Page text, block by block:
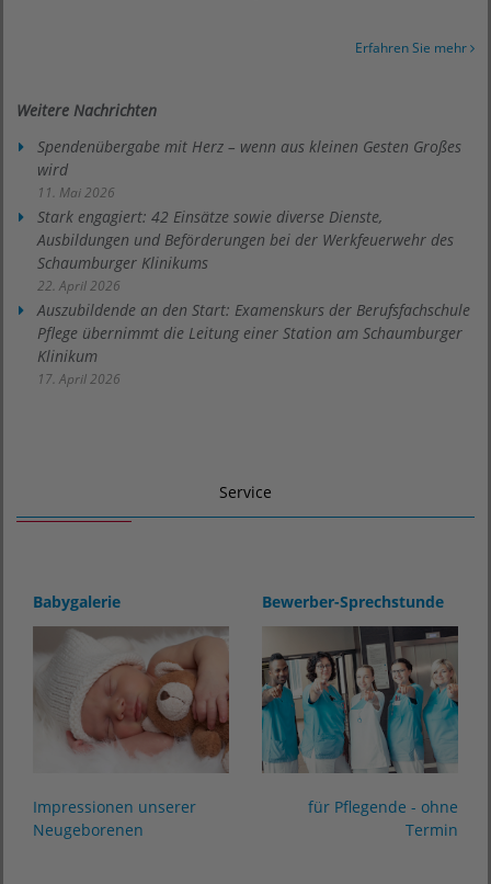
Erfahren Sie mehr
Weitere Nachrichten
Spendenübergabe mit Herz – wenn aus kleinen Gesten Großes
wird
11. Mai 2026
Stark engagiert: 42 Einsätze sowie diverse Dienste,
Ausbildungen und Beförderungen bei der Werkfeuerwehr des
Schaumburger Klinikums
22. April 2026
Auszubildende an den Start: Examenskurs der Berufsfachschule
Pflege übernimmt die Leitung einer Station am Schaumburger
Klinikum
17. April 2026
Service
Babygalerie
Impressionen unserer
Neugeborenen
Bewerber-Sprechstunde
für Pflegende - ohne
Termin